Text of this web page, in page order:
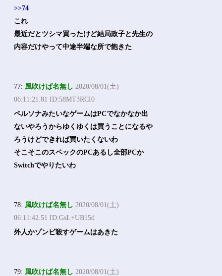
>>74
これ
最近だとツシマ買ったけど結局政子と先生の
内容だけやって中途半端な所で飽きた
77: 風吹けば名無し 2020/08/01(土)
06:11:21.81 ID:58MT3RCI0
ペルソナみたいなゲームはPCでなかなか出
ないやろうからゆくゆくは買うことになるや
ろうけどできれば買いたくないわ
そこそこのスペックのPCあるし全部PCか
Switchでやりたいわ
78: 風吹けば名無し 2020/08/01(土)
06:11:42.51 ID:GsL+UB15d
外人かゾンビ殺すゲームはあきた
79: 風吹けば名無し 2020/08/01(土)